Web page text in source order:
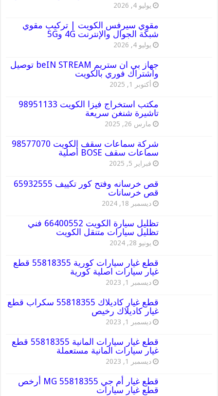
يوليو 4, 2026
مقوي سيرفس الكويت | تركيب مقوي
شبكة الجوال والإنترنت 4G و5G
يوليو 4, 2026
جهاز بي ان ستريم beIN STREAM توصيل
واشتراك فوري بالكويت
أكتوبر 1, 2025
مكتب استخراج فيزا الكويت 98951133
تاشيرة شنغن سريعة
مارس 26, 2025
شركة سماعات سقف الكويت 98577070
سماعات سقف BOSE أصلية
فبراير 5, 2025
قص خرسانه وفتح كور تكييف 65932555
قص خرسانات
ديسمبر 18, 2024
تظليل سيارة الكويت 66400552 فني
تظليل سيارات متنقل الكويت
يونيو 28, 2024
قطع غيار سيارات كورية 55818355 قطع
غيار سيارات اصلية كورية
ديسمبر 1, 2023
قطع غيار كاديلاك 55818355 سكراب قطع
غيار كاديلاك رخيص
ديسمبر 1, 2023
قطع غيار سيارات المانية 55818355 قطع
غيار سيارات المانية مستعملة
ديسمبر 1, 2023
قطع غيار أم جي MG 55818355 أرخص
قطع غيار سيارات